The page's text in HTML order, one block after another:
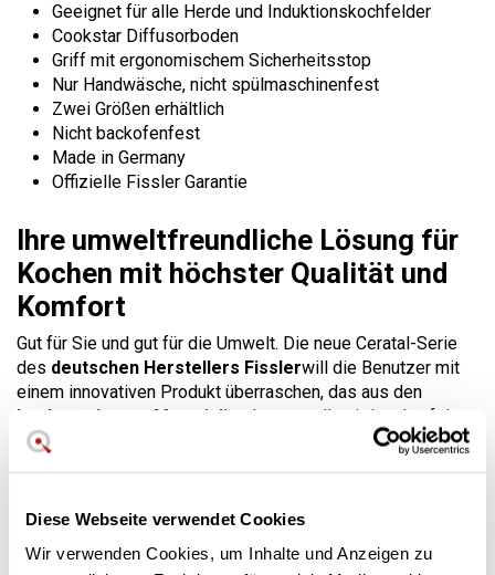
Diese Webseite verwendet Cookies
Wir verwenden Cookies, um Inhalte und Anzeigen zu
Geeignet für alle Herde und Induktionskochfelder
Cookstar Diffusorboden
Griff mit ergonomischem Sicherheitsstop
Nur Handwäsche, nicht spülmaschinenfest
Zwei Größen erhältlich
Nicht backofenfest
Made in Germany
Offizielle Fissler Garantie
Ihre umweltfreundliche Lösung für
Kochen mit höchster Qualität und
Komfort
Gut für Sie und gut für die Umwelt. Die neue Ceratal-Serie
des deutschen Herstellers Fisslerwill die Benutzer mit
einem innovativen Produkt überraschen, das aus den
hochwertigsten Materialien
hergestellt wird und auf der
Suche nach gesundem Kochgeschirr ist, das ohne
aus recyceltem Aluminium . Dadurch wird die
Umweltbelastung bei der Herstellung dieser Produkte